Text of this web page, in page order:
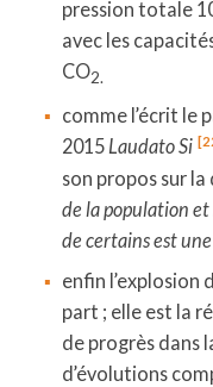
pression totale
avec les
CO2.
comme l’écrit le
2015 Laudato Si
son propos sur
de la population
de certains est
enfin l’explosion
part ; elle est la
de progrès dans
d’évolutions